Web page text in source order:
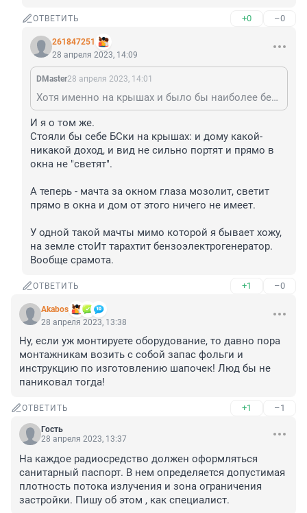
ОТВЕТИТЬ +0 –0
261847251
28 апреля 2023, 14:09
DMaster28 апреля 2023, 14:01
Хотя именно на крышах и было бы наиболее безопасно для них самих (и эстетически тоже намного лучше, благо не особо видно, да и сами крыши у домов, начиная от хрущоб, далеки от художественной ценности и без БС). Но для этого же надо знать, как работает БС, быть в теме про диаграммы направленности антенн и т.д.
И я о том же.
Стояли бы себе БСки на крышах: и дому какой-
никакой доход, и вид не сильно портят и прямо в
окна не "светят".
А теперь - мачта за окном глаза мозолит, светит
прямо в окна и дом от этого ничего не имеет.
У одной такой мачты мимо которой я бывает хожу,
на земле стоИт тарахтит бензоэлектрогенератор.
Вообще срамота.
ОТВЕТИТЬ +1 –0
Akabos
28 апреля 2023, 13:38
Ну, если уж монтируете оборудование, то давно пора
монтажникам возить с собой запас фольги и
инструкцию по изготовлению шапочек! Люд бы не
паниковал тогда!
ОТВЕТИТЬ +1 –1
Гость
28 апреля 2023, 13:37
На каждое радиосредство должен оформляться
санитарный паспорт. В нем определяется допустимая
плотность потока излучения и зона ограничения
застройки. Пишу об этом , как специалист.